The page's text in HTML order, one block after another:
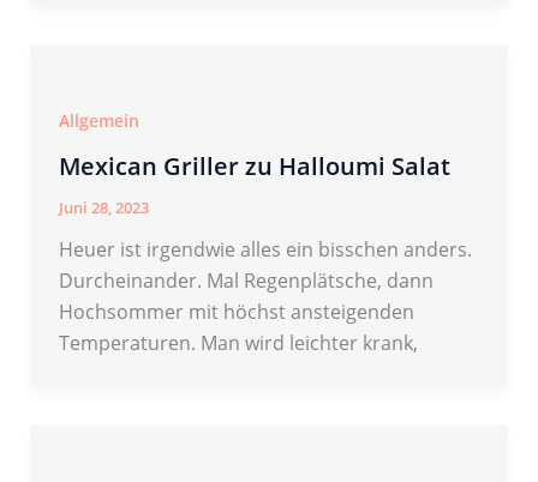
Allgemein
Mexican Griller zu Halloumi Salat
Juni 28, 2023
Heuer ist irgendwie alles ein bisschen anders.
Durcheinander. Mal Regenplätsche, dann
Hochsommer mit höchst ansteigenden
Temperaturen. Man wird leichter krank,